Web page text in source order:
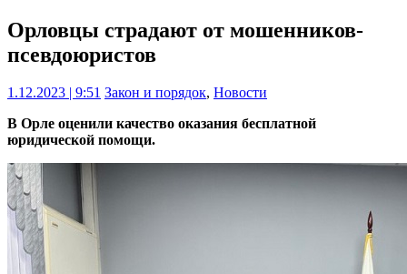
Орловцы страдают от мошенников-
псевдоюристов
1.12.2023 | 9:51 Закон и порядок, Новости
В Орле оценили качество оказания бесплатной
юридической помощи.